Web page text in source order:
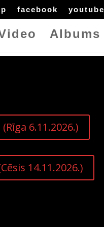
facebook youtube
Albums
(Rīga 6.11.2026.)
14.11.2026.)